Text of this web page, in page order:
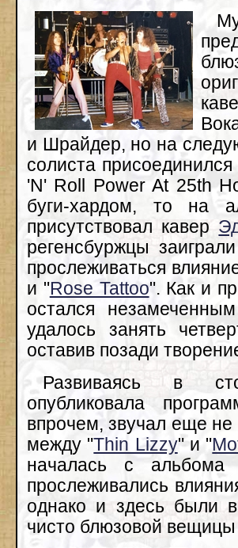
и Шрайдер, но на
солиста
'N' Roll Power At 25th
буги-хардом, то на
присутствовал кавер
регенсбуржцы
прослеживаться
и "Rose Tattoo". Как и
остался
удалось занять
оставив позади
Развиваясь в
опубликовала
впрочем, звучал еще
между "Thin Lizzy" и "
началась с альбома
прослеживались
однако и здесь были
чисто блюзовой